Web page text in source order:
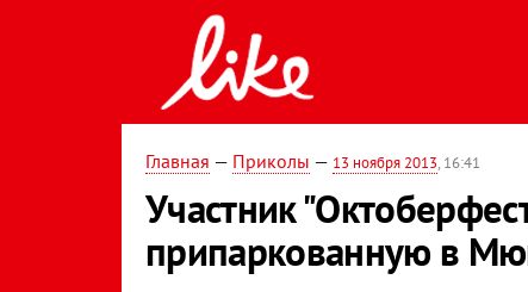
Главная — Приколы — 13 ноября 2013, 16:41
Участник
припаркованную в